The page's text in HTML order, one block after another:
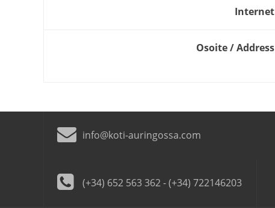
Internet
Osoite / Address
info@koti-auringossa.com
(+34) 652 563 362 - (+34) 722146203